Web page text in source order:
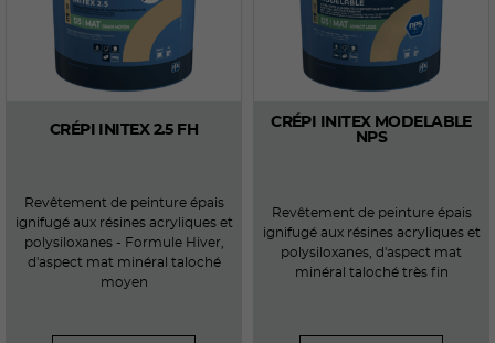
CRÉPI INITEX 2.5 FH
Revêtement de peinture épais
ignifugé aux résines acryliques et
polysiloxanes - Formule Hiver,
d'aspect mat minéral taloché
moyen
CRÉPI INITEX MODELABLE
NPS
Revêtement de peinture épais
ignifugé aux résines acryliques et
polysiloxanes, d'aspect mat
minéral taloché très fin